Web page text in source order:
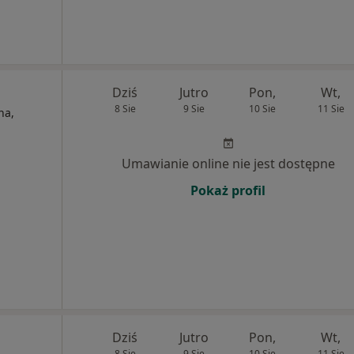
Dziś
8 Sie
Jutro
9 Sie
Pon,
10 Sie
Wt,
11 Sie
Umawianie online nie jest dostępne
Pokaż profil
Dziś Jutro Pon, Wt,